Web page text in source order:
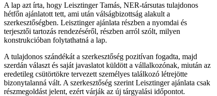
A lap azt írta, hogy Leisztinger Tamás, NER-társutas tulajdonos
hétfőn ajánlatott tett, ami után válságbizottság alakult a
szerkesztőségben. Leisztinger ajánlata részben a nyomdai és
terjesztői tartozás rendezéséről, részben arról szólt, milyen
konstrukcióban folytathatná a lap.
A tulajdonos szándékát a szerkesztőség pozitívan fogadta, majd
szerdán választ és saját javaslatot küldött a vállalkozónak, miután az
eredetileg csütörtökre tervezett személyes találkozó létrejötte
bizonytalanná vált. A szerkesztőség szerint Leisztinger ajánlata csak
részmegoldást jelent, ezért várják az új tárgyalási időpontot.